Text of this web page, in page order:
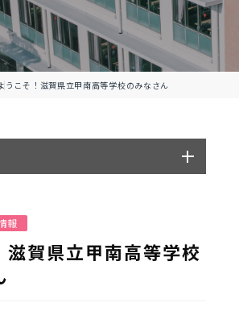
うこそ！滋賀県立甲南高等学校のみなさん
報
滋賀県立甲南高等学校